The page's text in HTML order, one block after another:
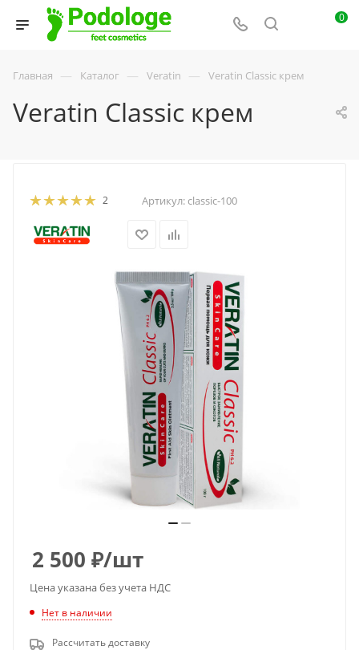
0
Главная — Каталог — Veratin — Veratin Classic крем
Veratin Classic крем
2 Артикул:classic-100
2 500 ₽/шт
Цена указана без учета НДС
Нет в наличии
Рассчитать доставку